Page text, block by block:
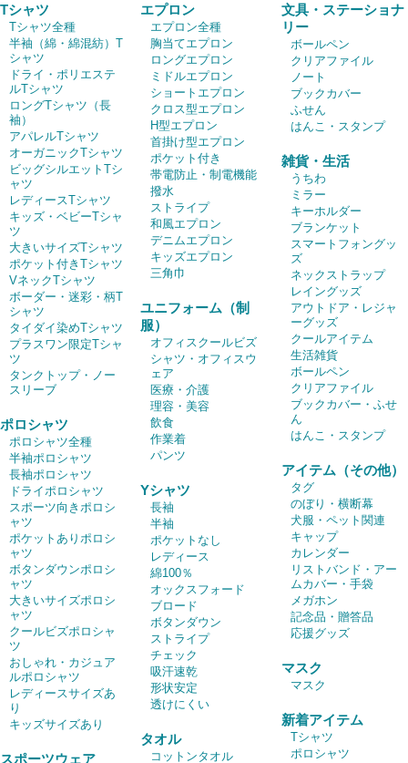
Tシャツ
Tシャツ全種
半袖（綿・綿混紡）T
シャツ
ドライ・ポリエステ
ルTシャツ
ロングTシャツ（長
袖）
アパレルTシャツ
オーガニックTシャツ
ビッグシルエットTシ
ャツ
レディースTシャツ
キッズ・ベビーTシャ
ツ
大きいサイズTシャツ
ポケット付きTシャツ
VネックTシャツ
ボーダー・迷彩・柄T
シャツ
タイダイ染めTシャツ
プラスワン限定Tシャ
ツ
タンクトップ・ノー
スリーブ
ポロシャツ
ポロシャツ全種
半袖ポロシャツ
長袖ポロシャツ
ドライポロシャツ
スポーツ向きポロシ
ャツ
ポケットありポロシ
ャツ
ボタンダウンポロシ
ャツ
大きいサイズポロシ
ャツ
クールビズポロシャ
ツ
おしゃれ・カジュア
ルポロシャツ
レディースサイズあ
り
キッズサイズあり
スポーツウェア
エプロン
エプロン全種
胸当てエプロン
ロングエプロン
ミドルエプロン
ショートエプロン
クロス型エプロン
H型エプロン
首掛け型エプロン
ポケット付き
帯電防止・制電機能
撥水
ストライプ
和風エプロン
デニムエプロン
キッズエプロン
三角巾
ユニフォーム（制
服）
オフィスクールビズ
シャツ・オフィスウ
ェア
医療・介護
理容・美容
飲食
作業着
パンツ
Yシャツ
長袖
半袖
ポケットなし
レディース
綿100％
オックスフォード
ブロード
ボタンダウン
ストライプ
チェック
吸汗速乾
形状安定
透けにくい
タオル
コットンタオル
文具・ステーショナ
リー
ボールペン
クリアファイル
ノート
ブックカバー
ふせん
はんこ・スタンプ
雑貨・生活
うちわ
ミラー
キーホルダー
ブランケット
スマートフォングッ
ズ
ネックストラップ
レイングッズ
アウトドア・レジャ
ーグッズ
クールアイテム
生活雑貨
ボールペン
クリアファイル
ブックカバー・ふせ
ん
はんこ・スタンプ
アイテム（その他）
タグ
のぼり・横断幕
犬服・ペット関連
キャップ
カレンダー
リストバンド・アー
ムカバー・手袋
メガホン
記念品・贈答品
応援グッズ
マスク
マスク
新着アイテム
Tシャツ
ポロシャツ